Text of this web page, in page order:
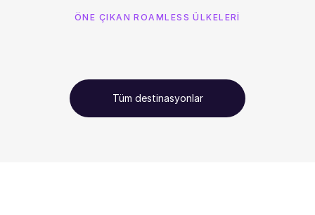
ÖNE ÇIKAN ROAMLESS ÜLKELERİ
Tüm destinasyonlar